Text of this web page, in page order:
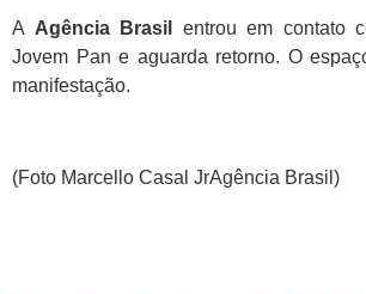
A Agência Brasil entrou em contato
Jovem Pan e aguarda retorno. O
manifestação.
(Foto Marcello Casal JrAgência Brasil)